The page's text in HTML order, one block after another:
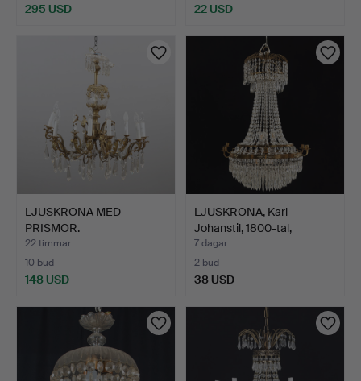
295 USD 22 USD
LJUSKRONA MED
PRISMOR.
Mässingsstomme med …
22 timmar
10 bud
148 USD
LJUSKRONA, Karl-
Johanstil, 1800-tal,
stomm…
7 dagar
2 bud
38 USD